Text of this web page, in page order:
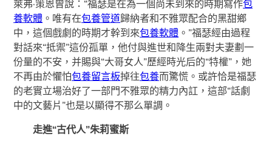
萊弗·策恩曾說：“福瑟是在為一個尚未到來的時期寫作包
養軟體 。唯有在包養管道歸納者和不雅眾配合的黑甜鄉
中，這個戲劇的時期才幹到來包養軟體 。”福瑟經由過程
對話來“抵禦”這份孤單，他付與進世和降生兩對夫妻劃一
份量的不安，并賜與“大哥女人”歷經時光后的“特權”，她
不再由於懼怕包養留言板掉往包養而驚慌。或許恰是福瑟
的老實立場治好了一部門不雅眾的精力內訌，這部“話劇
中的文藝片”也是以顯得不那么單調。
走進“古代人”朱莉蜜斯